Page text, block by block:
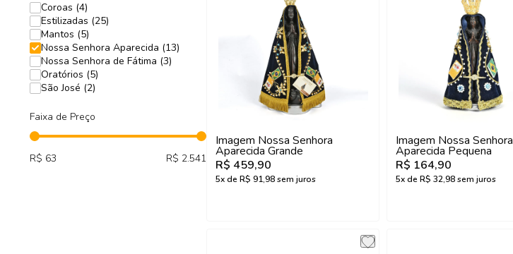
Coroas (4)
Estilizadas (25)
Mantos (5)
Nossa Senhora Aparecida (13)
Nossa Senhora de Fátima (3)
Oratórios (5)
São José (2)
Faixa de Preço
R$ 63 R$ 2.541
Imagem Nossa Senhora
Aparecida Grande
R$ 459,90
5x de R$ 91,98sem juros
Imagem Nossa Senhora
Aparecida Pequena
R$ 164,90
5x de R$ 32,98sem juros